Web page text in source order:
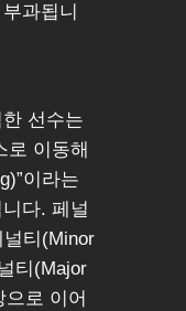
과됩니
선수는
로 이동해
이라는
다. 페널
널티(Minor
티(Major
으로 이어